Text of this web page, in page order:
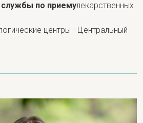
по приемулекарственных
центры - Центральный